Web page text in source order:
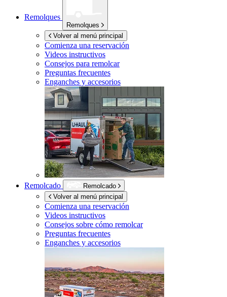
Remolques
Remolques
Volver al menú principal
Comienza una reservación
Videos instructivos
Consejos para remolcar
Preguntas frecuentes
Enganches y accesorios
Remolcado
Remolcado
Volver al menú principal
Comienza una reservación
Videos instructivos
Consejos sobre cómo remolcar
Preguntas frecuentes
Enganches y accesorios